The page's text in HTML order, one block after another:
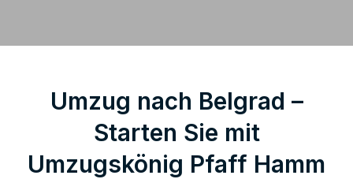
Umzug nach Belgrad –
Starten Sie mit
Umzugskönig Pfaff Hamm